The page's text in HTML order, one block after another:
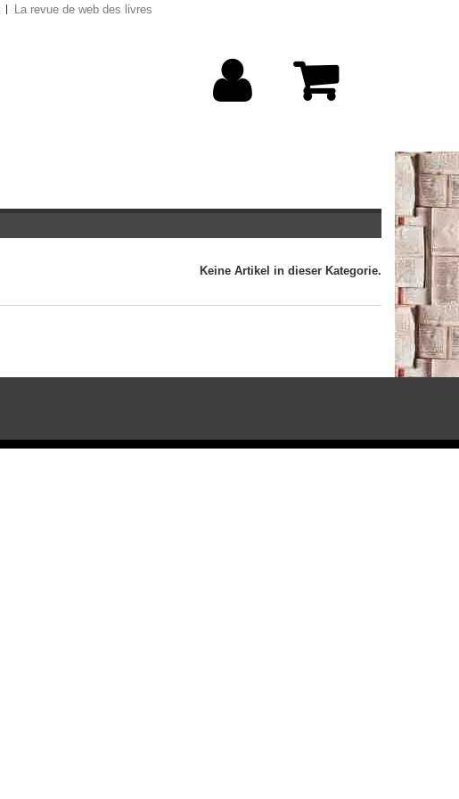
La revue de web des livres
Keine Artikel in dieser Kategorie.